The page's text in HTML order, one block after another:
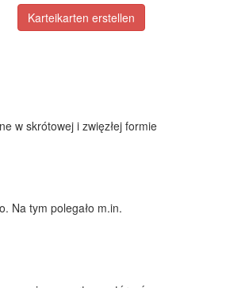
Karteikarten erstellen
w skrótowej i zwięzłej formie
Na tym polegało m.in.